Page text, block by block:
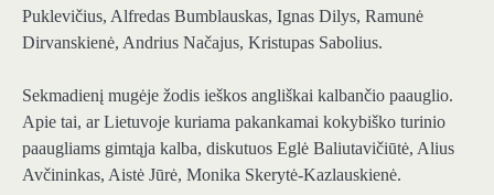
Puklevičius, Alfredas Bumblauskas, Ignas Dilys, Ramunė
Dirvanskienė, Andrius Načajus, Kristupas Sabolius.
Sekmadienį mugėje žodis ieškos angliškai kalbančio paauglio.
Apie tai, ar Lietuvoje kuriama pakankamai kokybiško turinio
paaugliams gimtąja kalba, diskutuos Eglė Baliutavičiūtė, Alius
Avčininkas, Aistė Jūrė, Monika Skerytė-Kazlauskienė.